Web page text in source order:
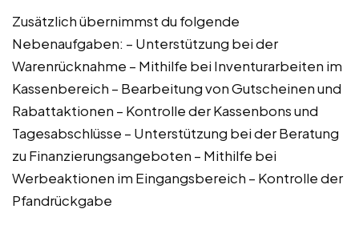
Zusätzlich übernimmst du folgende
Nebenaufgaben: – Unterstützung bei der
Warenrücknahme – Mithilfe bei Inventurarbeiten im
Kassenbereich – Bearbeitung von Gutscheinen und
Rabattaktionen – Kontrolle der Kassenbons und
Tagesabschlüsse – Unterstützung bei der Beratung
zu Finanzierungsangeboten – Mithilfe bei
Werbeaktionen im Eingangsbereich – Kontrolle der
Pfandrückgabe